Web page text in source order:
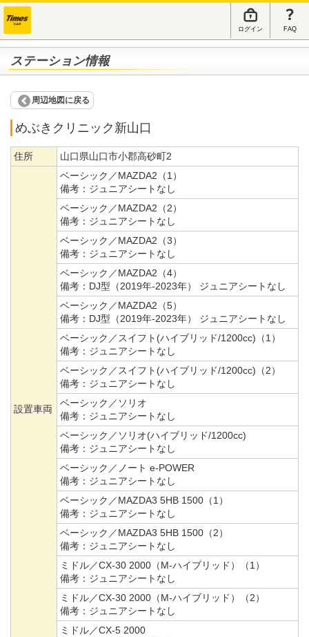
ログイン FAQ
ステーション情報
周辺地図に戻る
めぶきクリニック新山口
住所 山口県山口市小郡高砂町2
設置車両
ベーシック／MAZDA2（1）
備考： ジュニアシートなし
ベーシック／MAZDA2（2）
備考： ジュニアシートなし
ベーシック／MAZDA2（3）
備考： ジュニアシートなし
ベーシック／MAZDA2（4）
備考： DJ型（2019年-2023年） ジュニアシートなし
ベーシック／MAZDA2（5）
備考： DJ型（2019年-2023年） ジュニアシートなし
ベーシック／スイフト(ハイブリッド/1200cc)（1）
備考： ジュニアシートなし
ベーシック／スイフト(ハイブリッド/1200cc)（2）
備考： ジュニアシートなし
ベーシック／ソリオ
備考： ジュニアシートなし
ベーシック／ソリオ(ハイブリッド/1200cc)
備考： ジュニアシートなし
ベーシック／ノート e-POWER
備考： ジュニアシートなし
ベーシック／MAZDA3 5HB 1500（1）
備考： ジュニアシートなし
ベーシック／MAZDA3 5HB 1500（2）
備考： ジュニアシートなし
ミドル／CX-30 2000（M-ハイブリッド）（1）
備考： ジュニアシートなし
ミドル／CX-30 2000（M-ハイブリッド）（2）
備考： ジュニアシートなし
ミドル／CX-5 2000